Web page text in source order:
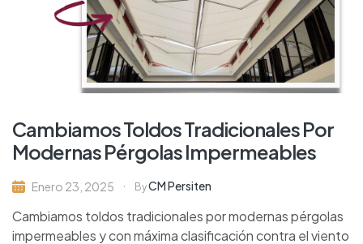
Cambiamos Toldos Tradicionales Por
Modernas Pérgolas Impermeables
Enero 23, 2025 ByCM Persiten
Cambiamos toldos tradicionales por modernas pérgolas
impermeables y con máxima clasificación contra el viento